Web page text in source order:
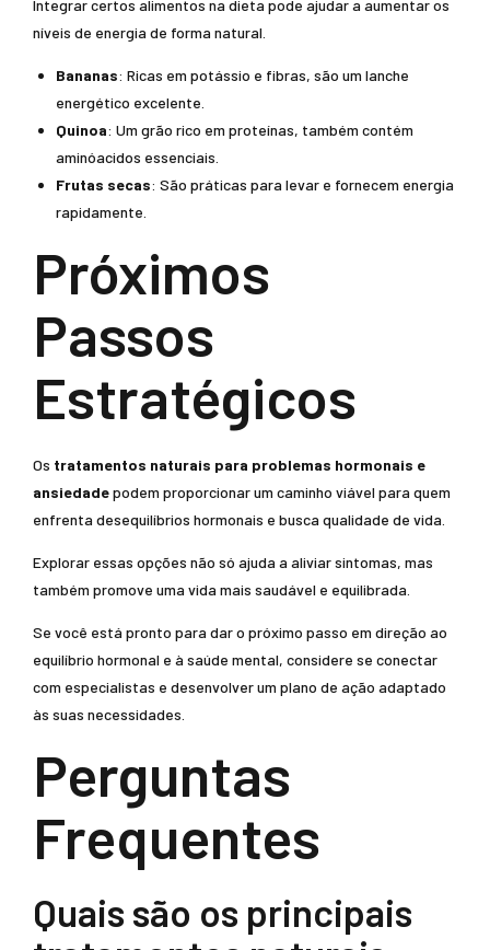
Integrar certos alimentos na dieta pode ajudar a aumentar os
níveis de energia de forma natural.
Bananas: Ricas em potássio e fibras, são um lanche
energético excelente.
Quinoa: Um grão rico em proteínas, também contém
aminóacidos essenciais.
Frutas secas: São práticas para levar e fornecem energia
rapidamente.
Próximos
Passos
Estratégicos
Os tratamentos naturais para problemas hormonais e
ansiedadepodem proporcionar um caminho viável para quem
enfrenta desequilíbrios hormonais e busca qualidade de vida.
Explorar essas opções não só ajuda a aliviar sintomas, mas
também promove uma vida mais saudável e equilibrada.
Se você está pronto para dar o próximo passo em direção ao
equilíbrio hormonal e à saúde mental, considere se conectar
com especialistas e desenvolver um plano de ação adaptado
às suas necessidades.
Perguntas
Frequentes
Quais são os principais